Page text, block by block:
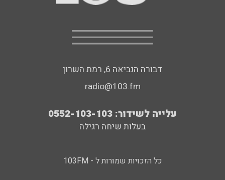
דבורה הנביאה 6, רמת השרון
radio@103.fm
עלייה לשידור: 0552-103-103
בעלות שיחה רגילה
כל הזכויות שמורות ל - 103FM